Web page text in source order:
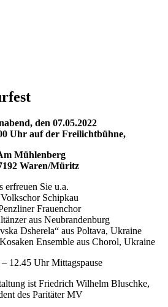
den 07.05.2022
Uhr auf der Freilichtbühne,
Mühlenberg
Waren/Müritz
erfreuen Sie u.a.
Schipkau
Frauenchor
aus Neubrandenburg
Dsherela“ aus Poltava, Ukraine
Ensemble aus Chorol, Ukraine
12.45 Uhr Mittagspause
ist Friedrich Wilhelm Bluschke,
des Paritäter MV